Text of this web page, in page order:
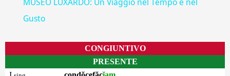
Gusto
CONGIUNTIVO
PRESENTE